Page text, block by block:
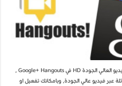
قامت شركة جوجل بترقية محادثات الفيديو العالي الجودة HD في Google+ Hangouts ,
عبر فيديو عالي الجودة, وبامكانك تفعيل او